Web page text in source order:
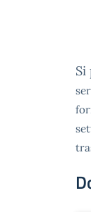
Si